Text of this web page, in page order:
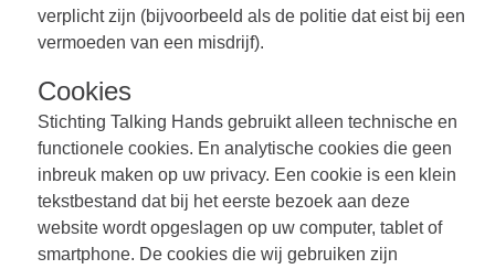
verplicht zijn (bijvoorbeeld als de politie dat eist bij een
vermoeden van een misdrijf).
Cookies
Stichting Talking Hands gebruikt alleen technische en
functionele cookies. En analytische cookies die geen
inbreuk maken op uw privacy. Een cookie is een klein
tekstbestand dat bij het eerste bezoek aan deze
website wordt opgeslagen op uw computer, tablet of
smartphone. De cookies die wij gebruiken zijn